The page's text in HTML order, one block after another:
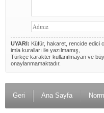
UYARI: Küfür, hakaret, rencide edici
imla kuralları ile yazılmamış,
Türkçe karakter kullanılmayan ve
onaylanmamaktadır.
Geri Ana Sayfa